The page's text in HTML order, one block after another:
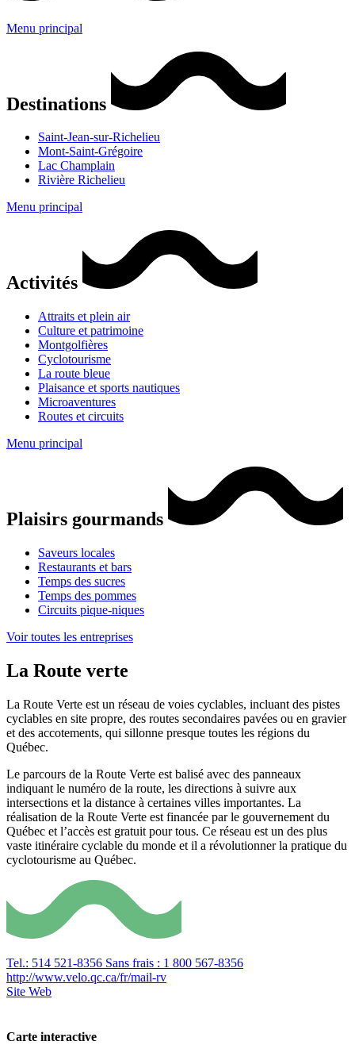
Menu principal
Destinations
Saint-Jean-sur-Richelieu
Mont-Saint-Grégoire
Lac Champlain
Rivière Richelieu
Menu principal
Activités
Attraits et plein air
Culture et patrimoine
Montgolfières
Cyclotourisme
La route bleue
Plaisance et sports nautiques
Microaventures
Routes et circuits
Menu principal
Plaisirs gourmands
Saveurs locales
Restaurants et bars
Temps des sucres
Temps des pommes
Circuits pique-niques
Voir toutes les entreprises
La Route verte
La Route Verte est un réseau de voies cyclables, incluant des pistes
cyclables en site propre, des routes secondaires pavées ou en gravier
et des accotements, qui sillonne presque toutes les régions du
Québec.
Le parcours de la Route Verte est balisé avec des panneaux
indiquant le numéro de la route, les directions à suivre aux
intersections et la distance à certaines villes importantes. La
réalisation de la Route Verte est financée par le gouvernement du
Québec et l’accès est gratuit pour tous. Ce réseau est un des plus
vaste itinéraire cyclable du monde et il a révolutionner la pratique du
cyclotourisme au Québec.
Tel.: 514 521-8356 Sans frais : 1 800 567-8356
http://www.velo.qc.ca/fr/mail-rv
Site Web
Carte interactive